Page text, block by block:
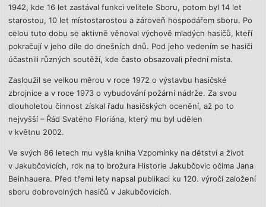
1942, kde 16 let zastával funkci velitele Sboru, potom byl 14 let
starostou, 10 let místostarostou a zároveň hospodářem sboru. Po
celou tuto dobu se aktivně věnoval výchově mladých hasičů, kteří
pokračují v jeho díle do dnešních dnů. Pod jeho vedením se hasiči
účastnili různých soutěží, kde často obsazovali přední místa.
Zasloužil se velkou měrou v roce 1972 o výstavbu hasičské
zbrojnice a v roce 1973 o vybudování požární nádrže. Za svou
dlouholetou činnost získal řadu hasičských ocenění, až po to
nejvyšší – Řád Svatého Floriána, který mu byl udělen
v květnu 2002.
Ve svých 86 letech mu vyšla kniha Vzpomínky na dětství a život
v Jakubčovicích, rok na to brožura Historie Jakubčovic očima Jana
Beinhauera. Před třemi lety napsal publikaci ku 120. výročí založení
sboru dobrovolných hasičů v Jakubčovicích.